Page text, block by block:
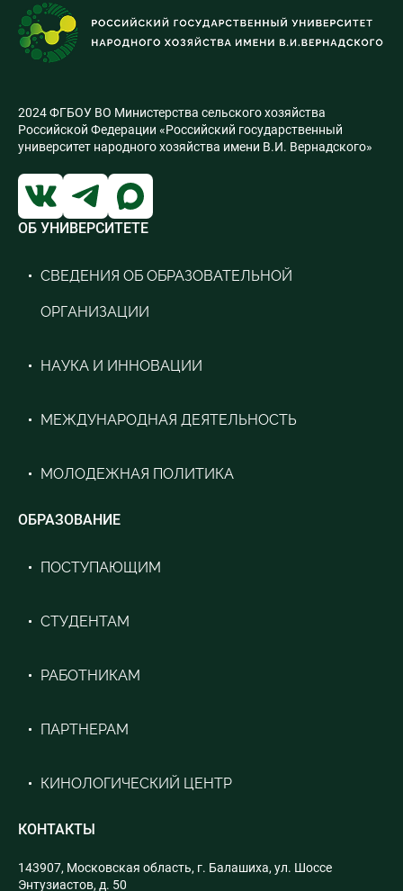
Б1.О.08 Прак
Б1.О.09 Сем пс
Б1.О.10 Теор и пр
Б1.О.14 Ис ин
Б1.О.15 Пс дев
ФТД.01 Виз пс
ФТД.02 Раб пси
ФТД.03 Дист
ФТД.04 Ос псих
2024 ФГБОУ ВО Министерства сельского хозяйства
Российской Федерации «Российский государственный
университет народного хозяйства имени В.И. Вернадского»
ОБ УНИВЕРСИТЕТЕ
СВЕДЕНИЯ ОБ ОБРАЗОВАТЕЛЬНОЙ
ОРГАНИЗАЦИИ
НАУКА И ИННОВАЦИИ
МЕЖДУНАРОДНАЯ ДЕЯТЕЛЬНОСТЬ
МОЛОДЕЖНАЯ ПОЛИТИКА
ОБРАЗОВАНИЕ
ПОСТУПАЮЩИМ
СТУДЕНТАМ
РАБОТНИКАМ
ПАРТНЕРАМ
КИНОЛОГИЧЕСКИЙ ЦЕНТР
КОНТАКТЫ
143907, Московская область, г. Балашиха, ул. Шоссе
Энтузиастов, д. 50